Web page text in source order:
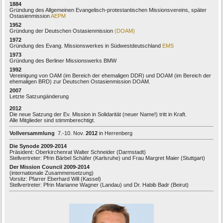
1884
Gründung des Allgemeinen Evangelisch-protestantischen Missionsvereins, später
OstasienmissionAEPM
1952
Gründung der Deutschen Ostasienmission(DOAM)
1972
Gründung des Evang. Missionswerkes in Südwestdeutschland EMS
1973
Gründung des Berliner Missionswerks BMW
1992
Vereinigung von OAM (im Bereich der ehemaligen DDR) und DOAM (im Bereich der
ehemaligen BRD) zur Deutschen Ostasienmission DOAM.
2007
Letzte Satzungänderung
2012
Die neue Satzung der Ev. Mission in Solidarität (neuer Name!) tritt in Kraft.
Alle Mitglieder sind stimmberechtigt.
Vollversammlung 7.-10. Nov.2012 in Herrenberg
Die Synode2009-2014
Präsident: Oberkirchenrat Walter Schneider (Darmstadt)
Stellvertreter: Pfrin Bärbel Schäfer (Karlsruhe) und Frau Margret Maier (Stuttgart)
Der Mission Council2009-2014
(internationale Zusammensetzung)
Vorsitz: Pfarrer Eberhard Will (Kassel)
Stellvertreter: Pfrin Marianne Wagner (Landau) und Dr. Habib Badr (Beirut)